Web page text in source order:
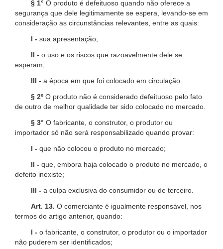
§ 1° O produto é defeituoso quando não oferece a
segurança que dele legitimamente se espera, levando-se em
consideração as circunstâncias relevantes, entre as quais:
I - sua apresentação;
II - o uso e os riscos que razoavelmente dele se
esperam;
III - a época em que foi colocado em circulação.
§ 2º O produto não é considerado defeituoso pelo fato
de outro de melhor qualidade ter sido colocado no mercado.
§ 3° O fabricante, o construtor, o produtor ou
importador só não será responsabilizado quando provar:
I - que não colocou o produto no mercado;
II - que, embora haja colocado o produto no mercado, o
defeito inexiste;
III - a culpa exclusiva do consumidor ou de terceiro.
Art. 13. O comerciante é igualmente responsável, nos
termos do artigo anterior, quando:
I - o fabricante, o construtor, o produtor ou o importador
não puderem ser identificados;